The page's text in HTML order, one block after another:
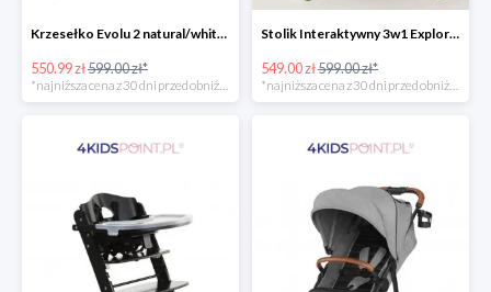
Krzesełko Evolu 2 natural/white Childhome
550.99 zł599.00 zł*
Stolik Interaktywny 3w1 Explore & More Skip Hop
549.00 zł599.00 zł*